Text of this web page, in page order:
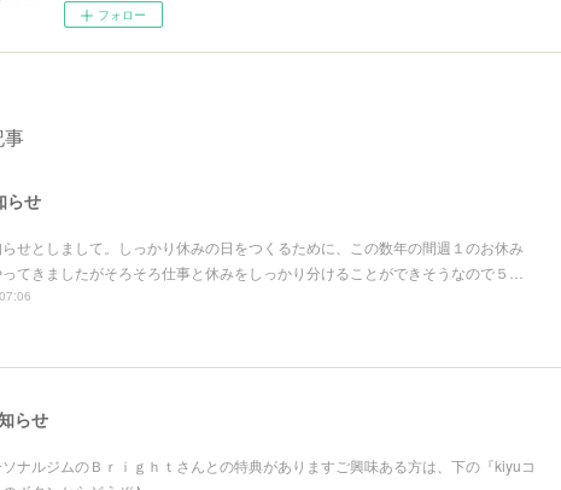
フォロー
事
らせ
せとしまして。しっかり休みの日をつくるために、この数年の間週１のお休み
てきましたがそろそろ仕事と休みをしっかり分けることができそうなので５…
らせ
ナルジムのＢｒｉｇｈｔさんとの特典がありますご興味ある方は、下の『kiyuコ